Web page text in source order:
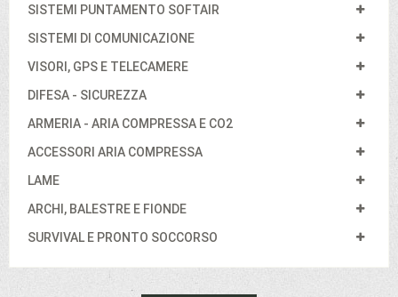
SISTEMI PUNTAMENTO SOFTAIR
SISTEMI DI COMUNICAZIONE
VISORI, GPS E TELECAMERE
DIFESA - SICUREZZA
ARMERIA - ARIA COMPRESSA E CO2
ACCESSORI ARIA COMPRESSA
LAME
ARCHI, BALESTRE E FIONDE
SURVIVAL E PRONTO SOCCORSO